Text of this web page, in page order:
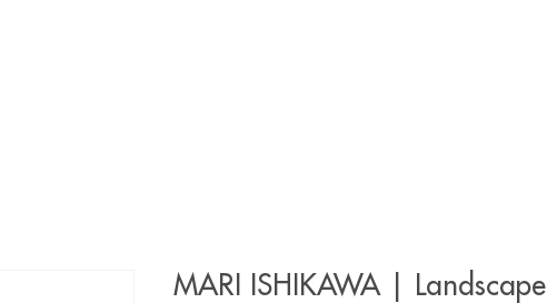
MARI ISHIKAWA | Landscape